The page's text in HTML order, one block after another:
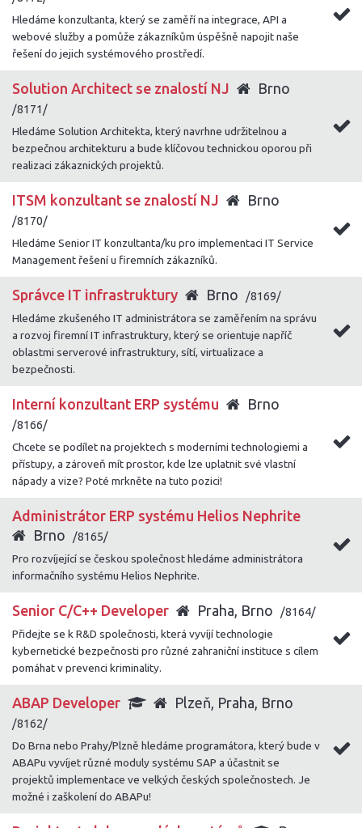
Hledáme konzultanta, který se zaměří na integrace, API a
webové služby a pomůže zákazníkům úspěšně napojit naše
řešení do jejich systémového prostředí.
Solution Architect se znalostí NJ Brno
/8171/
Hledáme Solution Architekta, který navrhne udržitelnou a
bezpečnou architekturu a bude klíčovou technickou oporou při
realizaci zákaznických projektů.
ITSM konzultant se znalostí NJ Brno
/8170/
Hledáme Senior IT konzultanta/ku pro implementaci IT Service
Management řešení u firemních zákazníků.
Správce IT infrastruktury Brno
/8169/
Hledáme zkušeného IT administrátora se zaměřením na správu
a rozvoj firemní IT infrastruktury, který se orientuje napříč
oblastmi serverové infrastruktury, sítí, virtualizace a
bezpečnosti.
Interní konzultant ERP systému Brno
/8166/
Chcete se podílet na projektech s moderními technologiemi a
přístupy, a zároveň mít prostor, kde lze uplatnit své vlastní
nápady a vize? Poté mrkněte na tuto pozici!
Administrátor ERP systému Helios Nephrite
Brno
/8165/
Pro rozvíjející se českou společnost hledáme administrátora
informačního systému Helios Nephrite.
Senior C/C++ Developer Praha, Brno
/8164/
Přidejte se k R&D společnosti, která vyvíjí technologie
kybernetické bezpečnosti pro různé zahraniční instituce s cílem
pomáhat v prevenci kriminality.
ABAP Developer Plzeň, Praha, Brno
/8162/
Do Brna nebo Prahy/Plzně hledáme programátora, který bude v
ABAPu vyvíjet různé moduly systému SAP a účastnit se
projektů implementace ve velkých českých společnostech. Je
možné i zaškolení do ABAPu!